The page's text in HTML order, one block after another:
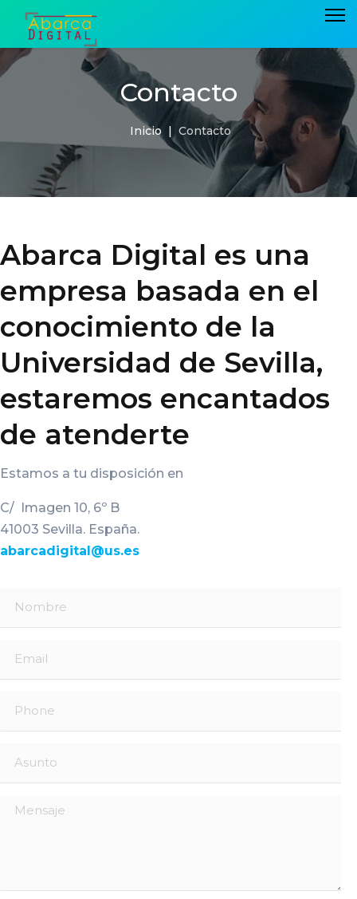
Contacto
Inicio Contacto
Abarca Digital es una
empresa basada en el
conocimiento de la
Universidad de Sevilla,
estaremos encantados
de atenderte
Estamos a tu disposición en
C/ Imagen 10, 6º B
41003 Sevilla. España.
abarcadigital@us.es